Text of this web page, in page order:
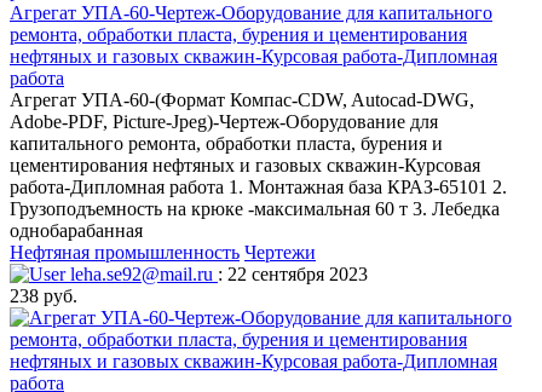
Агрегат УПА-60-Чертеж-Оборудование для капитального
ремонта, обработки пласта, бурения и цементирования
нефтяных и газовых скважин-Курсовая работа-Дипломная
работа
Агрегат УПА-60-(Формат Компас-CDW, Autocad-DWG,
Adobe-PDF, Picture-Jpeg)-Чертеж-Оборудование для
капитального ремонта, обработки пласта, бурения и
цементирования нефтяных и газовых скважин-Курсовая
работа-Дипломная работа 1. Монтажная база КРАЗ-65101 2.
Грузоподъемность на крюке -максимальная 60 т 3. Лебедка
однобарабанная
Нефтяная промышленность Чертежи
leha.se92@mail.ru : 22 сентября 2023
238 руб.